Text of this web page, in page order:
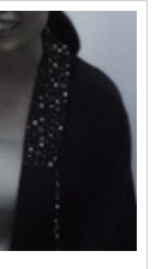
ยากรในการ
าวิทยาลัยแม่